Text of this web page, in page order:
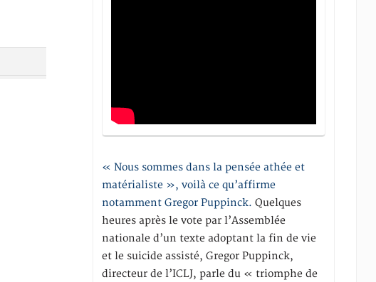
« Nous sommes dans la pensée athée et
matérialiste », voilà ce qu’affirme
notamment Gregor Puppinck. Quelques
heures après le vote par l’Assemblée
nationale d’un texte adoptant la fin de vie
et le suicide assisté, Gregor Puppinck,
directeur de l’ICLJ, parle du « triomphe de